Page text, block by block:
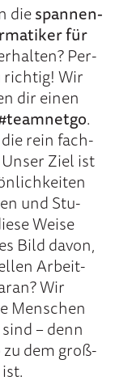
diespannen­
für
Per­
rich­tig! Wir
dir einen
.
rein fach­
Ziel ist
und Stu­
Wei­se
Bild davon,
Ar­beit­
Wir
Menschen
– denn
zu dem groß­